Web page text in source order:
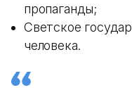
пропаганды;
Светское
человека.